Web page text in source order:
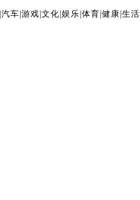
汽车 游戏 文化 娱乐 体育 健康 生活